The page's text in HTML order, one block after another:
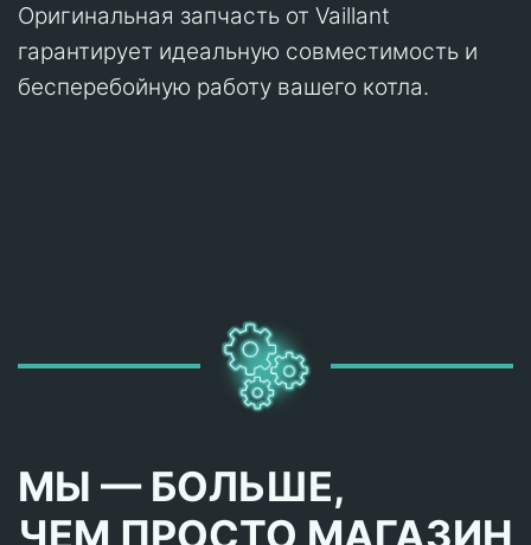
Оригинальная запчасть от Vaillant
гарантирует идеальную совместимость и
бесперебойную работу вашего котла.
МЫ — БОЛЬШЕ,
ЧЕМ ПРОСТО МАГАЗИН